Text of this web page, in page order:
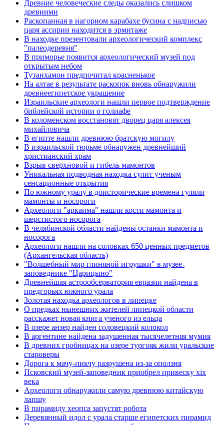
Древние человеческие следы оказались слишком
древними
Раскопанная в нагорном карабахе бусина с надписью
царя ассирии находится в эрмитаже
В находке презентовали археологический комплекс
"палеодеревня"
В приморье появится археологический музей под
открытым небом
Тутанхамон предпочитал красненькое
На алтае в результате раскопок вновь обнаружили
древнеегипетское украшение
Израильские археологи нашли первое подтверждение
библейской истории о голиафе
В коломенском восстановят дворец царя алексея
михайловича
В египте нашли древнюю братскую могилу
В израильской тюрьме обнаружен древнейший
христианский храм
Взрыв сверхновой и гибель мамонтов
Уникальная подводная находка сулит ученым
сенсационные открытия
По южному уралу в доисторические времена гуляли
мамонты и носороги
Археологи "аркаима" нашли кости мамонта и
шерстистого носорога
В челябинской области найдены останки мамонта и
носорога
Археологи нашли на соловках 650 ценных предметов
(Архангельская область)
"Волшебный мир глиняной игрушки" в музее-
заповеднике "Царицыно"
Древнейшая астрообсерватория евразии найдена в
предгорьях южного урала
Золотая находка археологов в липецке
О предках нынешних жителей липецкой области
расскажет новая книга ученого из ельца
В озере анзер найден соловецкий колокол
В аргентине найдена задушенная тысячелетняя мумия
В древних гробницах на озере тургояк жили уральские
староверы
Дорога к мачу-пикчу разрушена из-за оползня
Псковский музей-заповедник приобрел привеску xix
века
Археологи обнаружили самую древнюю китайскую
лапшу
В пирамиду хеопса запустят робота
Деревянный идол с урала старше египетских пирамид